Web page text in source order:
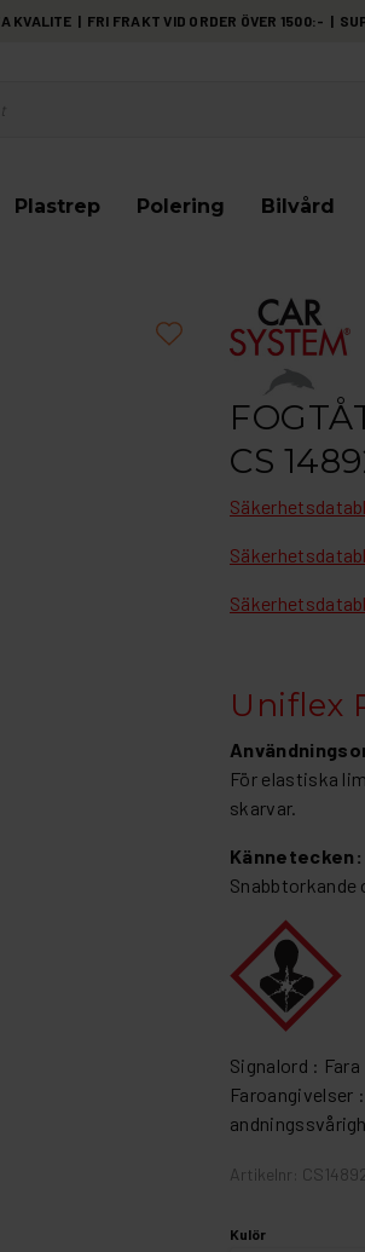
KVALITE | FRI FRAKT VID ORDER ÖVER 1500:- |
Plastrep Polering Bilvård
CS
Uniflex
För elastiska
skarvar.
Kännetecken:
Snabbtorkande
Signalord : Fara
Faroangivelser
Artikelnr:
Kulör